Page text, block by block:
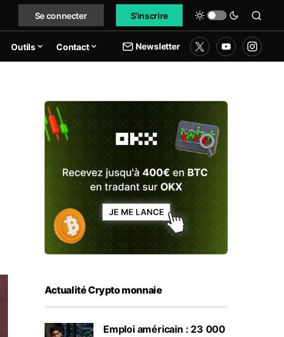
Se connecter S'inscrire
Outils Contact Newsletter
Actualité Crypto monnaie
Emploi américain : 23 000